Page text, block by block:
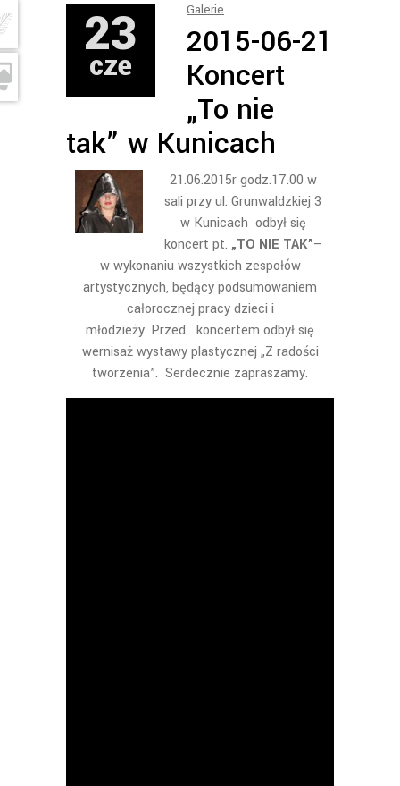
23
cze
Galerie
2015-06-21
Koncert
„To nie
tak” w Kunicach
21.06.2015r godz.17.00 w
sali przy ul. Grunwaldzkiej 3
w Kunicach odbył się
koncert pt. „TO NIE TAK”–
w wykonaniu wszystkich zespołów
artystycznych, będący podsumowaniem
całorocznej pracy dzieci i
młodzieży. Przed koncertem odbył się
wernisaż wystawy plastycznej „Z radości
tworzenia”. Serdecznie zapraszamy.